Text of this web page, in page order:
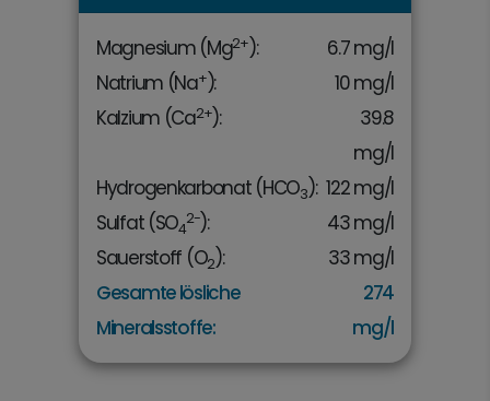
Magnesium (Mg2+):
6.7 mg/l
Natrium (Na+):
10 mg/l
Kalzium (Ca2+):
39.8
mg/l
Hydrogenkarbonat (HCO3): 122 mg/l
Sulfat (SO4
2-):
43 mg/l
Sauerstoff (O2):
33 mg/l
Gesamte lösliche
Mineralsstoffe:
274
mg/l